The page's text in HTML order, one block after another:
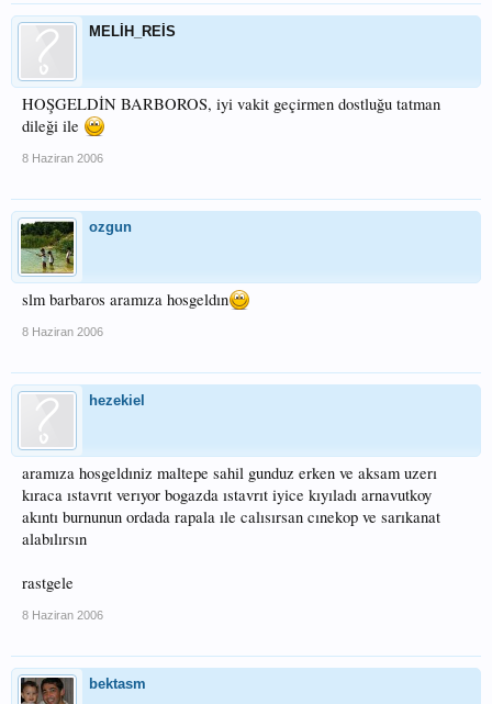
MELİH_REİS
HOŞGELDİN BARBOROS, iyi vakit geçirmen dostluğu tatman
dileği ile
8 Haziran 2006
ozgun
slm barbaros aramıza hosgeldın
8 Haziran 2006
hezekiel
aramıza hosgeldıniz maltepe sahil gunduz erken ve aksam uzerı
kıraca ıstavrıt verıyor bogazda ıstavrıt iyice kıyıladı arnavutkoy
akıntı burnunun ordada rapala ıle calısırsan cınekop ve sarıkanat
alabılırsın
rastgele
8 Haziran 2006
bektasm